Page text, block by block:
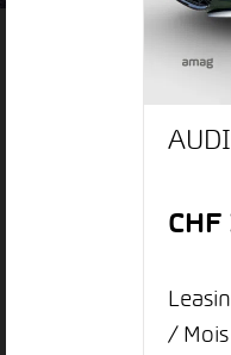
CHF
/ Mois